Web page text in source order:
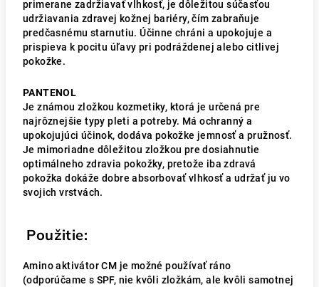
primerane zadržiavať vlhkosť, je dôležitou súčasťou
udržiavania zdravej kožnej bariéry, čím zabraňuje
predčasnému starnutiu. Účinne chráni a upokojuje a
prispieva k pocitu úľavy pri podráždenej alebo citlivej
pokožke.
PANTENOL
Je známou zložkou kozmetiky, ktorá je určená pre
najrôznejšie typy pleti a potreby. Má ochranný a
upokojujúci účinok, dodáva pokožke jemnosť a pružnosť.
Je mimoriadne dôležitou zložkou pre dosiahnutie
optimálneho zdravia pokožky, pretože iba zdravá
pokožka dokáže dobre absorbovať vlhkosť a udržať ju vo
svojich vrstvách.
Použitie:
Amino aktivátor CM je možné používať ráno
(odporúčame s SPF, nie kvôli zložkám, ale kvôli samotnej